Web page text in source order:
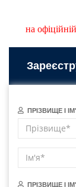
на
ПРІЗВИЩЕ І
ПРІЗВИЩЕ І